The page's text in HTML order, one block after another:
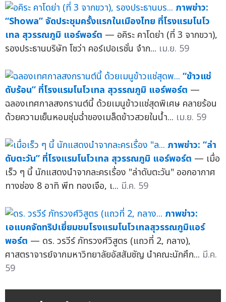
ภาพข่าว:
“Showa” จัดประชุมครั้งแรกในเมืองไทย ที่โรงแรมโนโว
เทล สุวรรณภูมิ แอร์พอร์ต — อคิระ คาโดย่า (ที่ 3 จากขวา),
รองประธานบริษัท โชว่า คอร์เปอเรชั่น จำก... เม.ย. 59
“ข้าวแช่
ดับร้อน” ที่โรงแรมโนโวเทล สุวรรณภูมิ แอร์พอร์ต —
ฉลองเทศกาลสงกรานต์นี้ ด้วยเมนูข้าวแช่สุดพิเศษ คลายร้อน
ด้วยความเย็นหอมชุ่มฉ่ำของเมล็ดข้าวสวยในน้ำ... เม.ย. 59
ภาพข่าว: “ล่า
ดับตะวัน” ที่โรงแรมโนโวเทล สุวรรณภูมิ แอร์พอร์ต — เมื่อ
เร็ว ๆ นี้ นักแสดงนำจากละครเรื่อง "ล่าดับตะวัน" ออกอากาศ
ทางช่อง 8 อาทิ พีท ทองเจือ, เ... มี.ค. 59
ภาพข่าว:
เอแบคจัดทริปเยี่ยมชมโรงแรมโนโวเทลสุวรรณภูมิแอร์
พอร์ต — ดร. วรวีร์ ภัทรวงศ์วิสูตร (แถวที่ 2, กลาง),
ศาสตราจารย์จากมหาวิทยาลัยอัสสัมชัญ นำคณะนักศึก... มี.ค.
59